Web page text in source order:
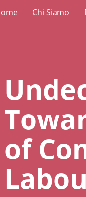
Chi Siamo
of